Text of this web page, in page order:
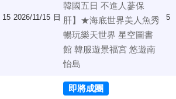
15 2026/11/15 日
韓國五日 不進人蔘保
肝】★海底世界美人魚秀
暢玩樂天世界 星空圖書
館 韓服遊景福宮 悠遊南
怡島
5
即將成團